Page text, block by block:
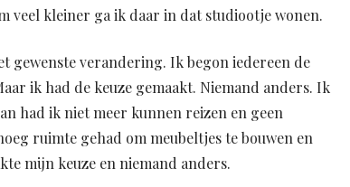
veel kleiner ga ik daar in dat studiootje wonen.
gewenste verandering. Ik begon iedereen de
ik had de keuze gemaakt. Niemand anders. Ik
had ik niet meer kunnen reizen en geen
ruimte gehad om meubeltjes te bouwen en
mijn keuze en niemand anders.